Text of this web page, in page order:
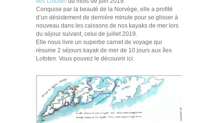
Conquise par la beauté de la Norvège, elle a profité
d’un désistement de dernière minute pour se glisser à
nouveau dans les caissons de nos kayaks de mer lors
du séjour suivant, celui de juillet 2019.
Elle nous livre un superbe carnet de voyage qui
résume 2 séjours kayak de mer de 10 jours aux îles
Lofoten. Vous pouvez le découvrir ici.